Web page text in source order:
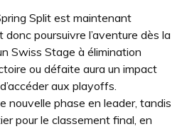
Split est maintenant
poursuivre l’aventure dès la
Swiss Stage à élimination
ou défaite aura un impact
aux playoffs.
nouvelle phase en leader, tandis
pour le classement final, en